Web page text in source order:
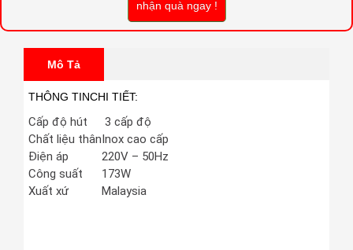
nhận quà ngay !
Mô Tả
THÔNG TINCHI TIẾT:
Cấp độ hút
3 cấp độ
Chất liệu thânInox cao cấp
Điện áp
220V – 50Hz
Công suất
173W
Xuất xứ
Malaysia